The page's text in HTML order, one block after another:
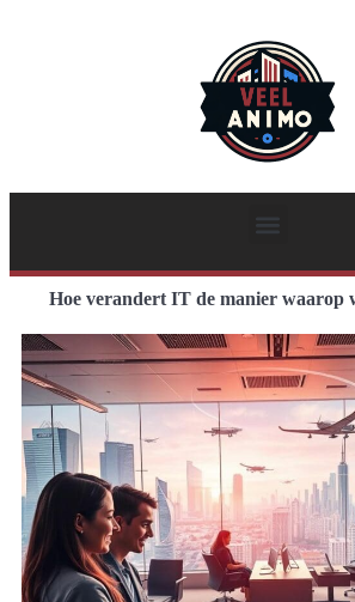
Hoe verandert IT de manier waarop